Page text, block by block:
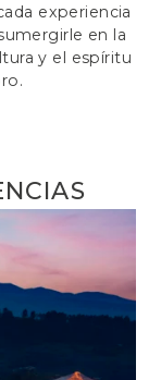
experiencia
en la
y el espíritu